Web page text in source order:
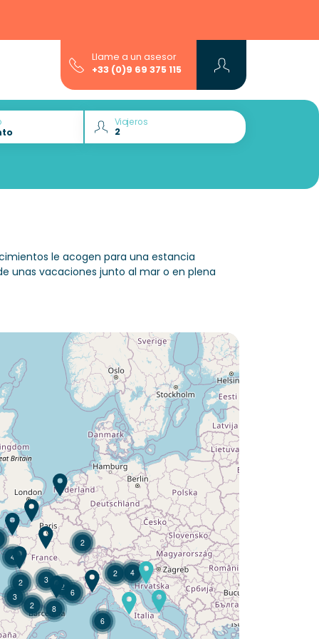
Llame a un asesor
+33 (0)9 69 375 115
Viajeros
le acogen para una estancia
unas vacaciones junto al mar o en plena
¿Quiere descubrir :
Camping Saint Tro'Park ?
Descubra
2
6
4
2
4
2 8
2
6
2
3
3